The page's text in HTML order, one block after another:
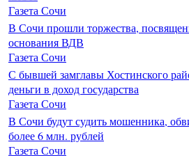
Газета Сочи
В Сочи прошли торжества,
основания ВДВ
Газета Сочи
С бывшей замглавы Хостинского
деньги в доход государства
Газета Сочи
В Сочи будут судить мошенника,
более 6 млн. рублей
Газета Сочи